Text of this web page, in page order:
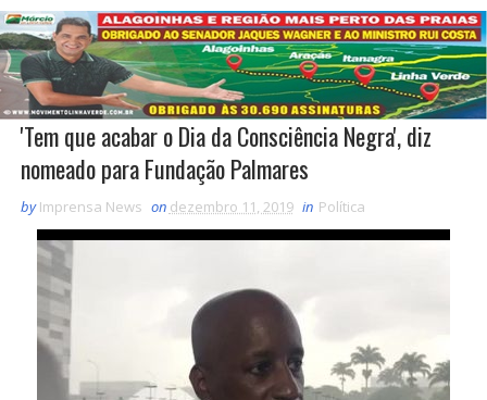
'Tem que acabar o Dia da Consciência Negra', diz
nomeado para Fundação Palmares
by Imprensa News on dezembro 11, 2019 in Política